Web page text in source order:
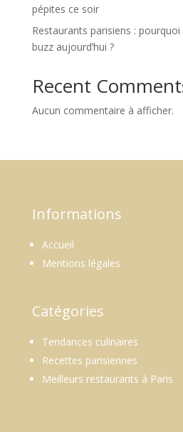
pépites ce soir
Restaurants parisiens :
buzz aujourd’hui ?
Recent
Aucun commentaire à afficher.
Informations
Accueil
Mentions légales
Catégories
Tendances culinaires
Recettes parisiennes
Meilleurs restaurants à Paris